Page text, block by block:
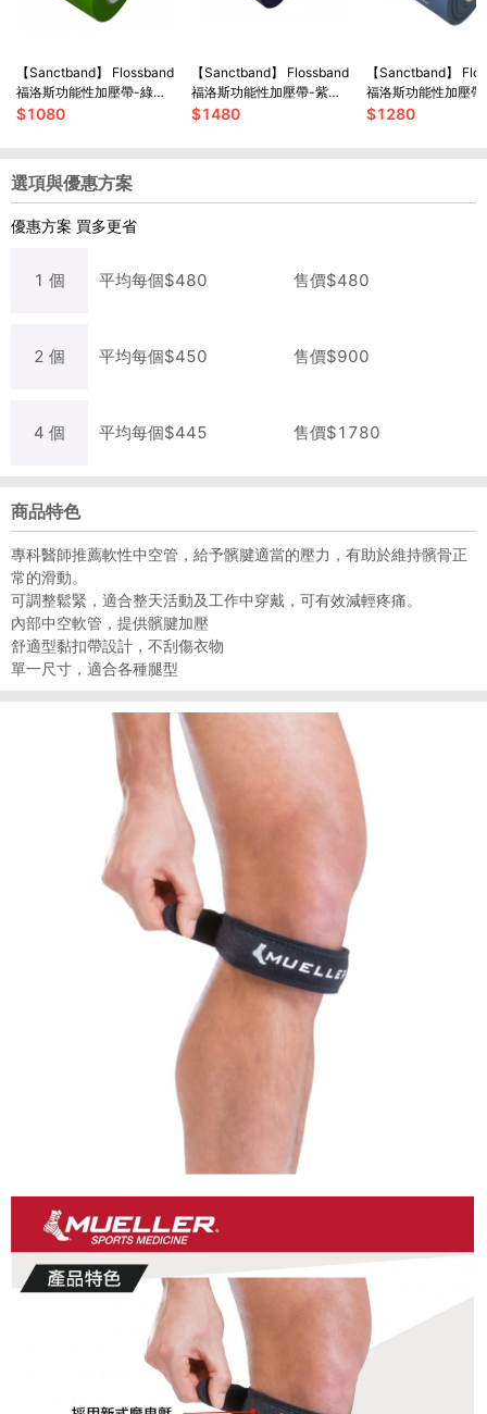
【Sanctband】 Flossband
福洛斯功能性加壓帶-綠色
加長版 (2英吋3.5米輕型)
$1080
【Sanctband】 Flossband
福洛斯功能性加壓帶-紫色
加長版 (2英吋3.5米重型)
$1480
【Sanctband】
福洛斯功能性加壓
加長版 (2英吋3.5米
$1280
選項與優惠方案
優惠方案 買多更省
1 個 平均每個$480 售價$480
2 個 平均每個$450 售價$900
4 個 平均每個$445 售價$1780
商品特色
專科醫師推薦軟性中空管，給予髕腱適當的壓力，有助於維持髕骨正
常的滑動。
可調整鬆緊，適合整天活動及工作中穿戴，可有效減輕疼痛。
內部中空軟管，提供髕腱加壓
舒適型黏扣帶設計，不刮傷衣物